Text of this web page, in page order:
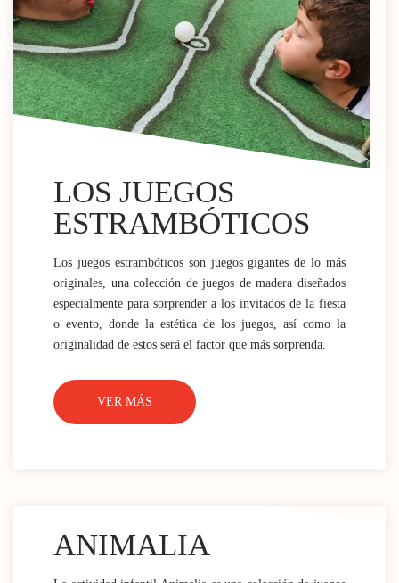
LOS JUEGOS
ESTRAMBÓTICOS
Los juegos estrambóticos son juegos gigantes de lo más
originales, una colección de juegos de madera diseñados
especialmente para sorprender a los invitados de la fiesta
o evento, donde la estética de los juegos, así como la
originalidad de estos será el factor que más sorprenda.
VER MÁS
ANIMALIA